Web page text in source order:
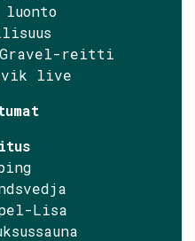
luonto
Gravel-reitti
live
Lisa